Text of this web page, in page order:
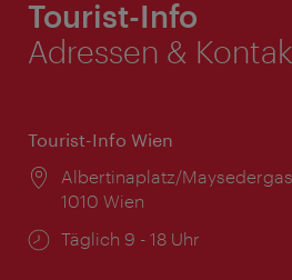
Tourist-Info
Adressen &
Tourist-Info Wien
Ort:
Albertinaplatz/
1010 Wien
Öffnungszeiten:
Täglich 9 - 18 Uhr